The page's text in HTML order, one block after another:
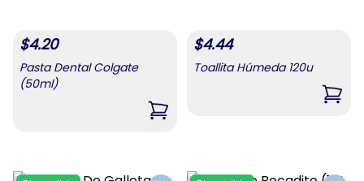
$4.20
Pasta Dental Colgate
(50ml)
,Pasta Dental Colgate (50ml)
$4.44
Toallita Húmeda 120u
,